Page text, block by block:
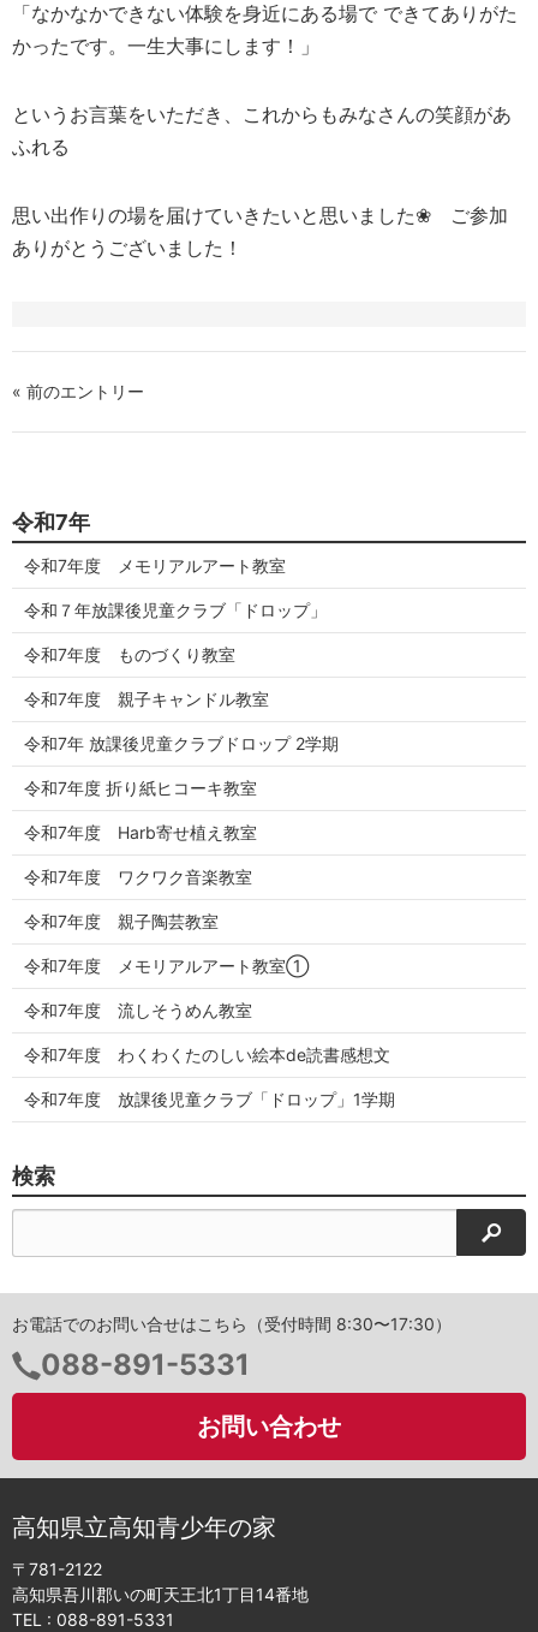
「なかなかできない体験を身近にある場で できてありがた
かったです。一生大事にします！」
というお言葉をいただき、これからもみなさんの笑顔があ
ふれる
思い出作りの場を届けていきたいと思いました❀ ご参加
ありがとうございました！
« 前のエントリー
令和7年
令和7年度 メモリアルアート教室
令和７年放課後児童クラブ「ドロップ」
令和7年度 ものづくり教室
令和7年度 親子キャンドル教室
令和7年 放課後児童クラブドロップ 2学期
令和7年度 折り紙ヒコーキ教室
令和7年度 Harb寄せ植え教室
令和7年度 ワクワク音楽教室
令和7年度 親子陶芸教室
令和7年度 メモリアルアート教室①
令和7年度 流しそうめん教室
令和7年度 わくわくたのしい絵本de読書感想文
令和7年度 放課後児童クラブ「ドロップ」1学期
検索
検索
お電話でのお問い合せはこちら（受付時間 8:30〜17:30）
電
話
号：
088-891-5331
お問い合わせ
高知県立高知青少年の家
〒781-2122
高知県吾川郡いの町天王北1丁目14番地
TEL : 088-891-5331